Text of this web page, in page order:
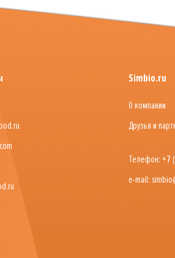
Simbio.ru
О компании
Друзья и
Телефон: +7
e-mail: